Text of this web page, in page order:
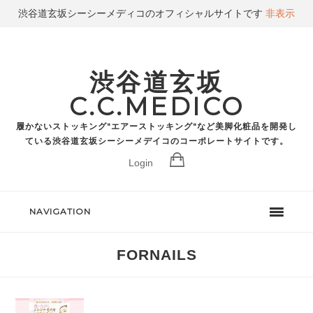
渋谷道玄坂
C.C.MEDICO
履かないストッキング"エアーストッキング"など美脚化粧品を開発し
ている渋谷道玄坂シーシーメデイコのコーポレートサイトです。
Login
NAVIGATION
FORNAILS
渋谷道玄坂シーシーメディコのオフィシャルサイトです 非表示